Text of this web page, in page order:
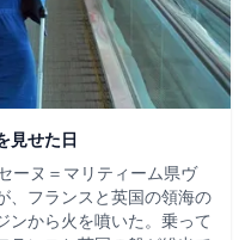
見せた日
ーヌ＝マリティーム県ヴ
、フランスと英国の領海の
ンから火を噴いた。乗って